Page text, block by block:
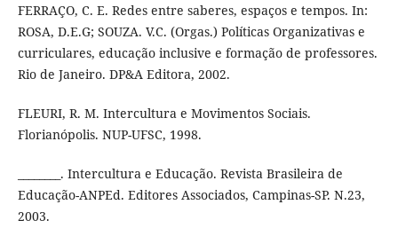
FERRAÇO, C. E. Redes entre saberes, espaços e tempos. In:
ROSA, D.E.G; SOUZA. V.C. (Orgas.) Políticas Organizativas e
curriculares, educação inclusive e formação de professores.
Rio de Janeiro. DP&A Editora, 2002.
FLEURI, R. M. Intercultura e Movimentos Sociais.
Florianópolis. NUP-UFSC, 1998.
________. Intercultura e Educação. Revista Brasileira de
Educação-ANPEd. Editores Associados, Campinas-SP. N.23,
2003.